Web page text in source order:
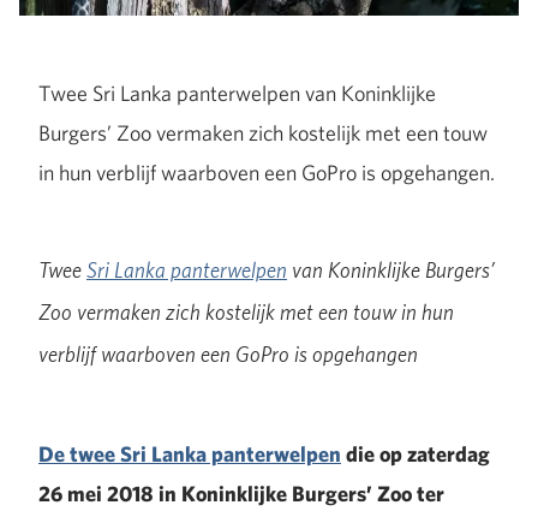
Twee Sri Lanka panterwelpen van Koninklijke
Burgers’ Zoo vermaken zich kostelijk met een touw
in hun verblijf waarboven een GoPro is opgehangen.
Twee Sri Lanka panterwelpen van Koninklijke Burgers’
Zoo vermaken zich kostelijk met een touw in hun
verblijf waarboven een GoPro is opgehangen
De twee Sri Lanka panterwelpen die op zaterdag
26 mei 2018 in Koninklijke Burgers’ Zoo ter